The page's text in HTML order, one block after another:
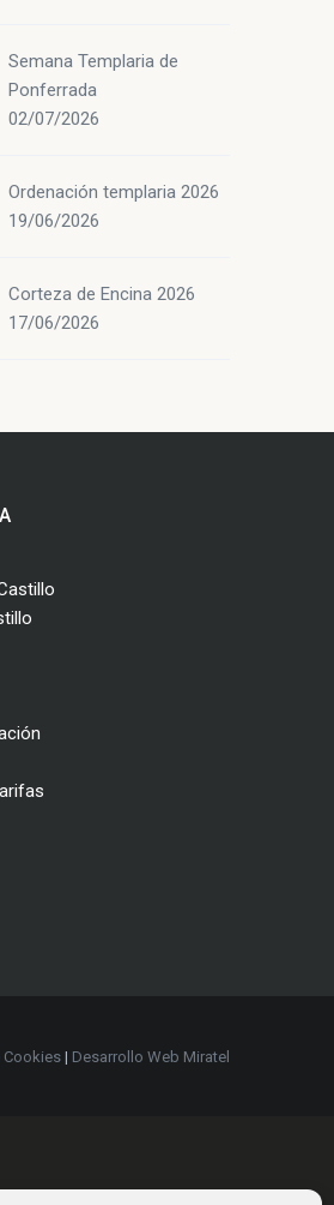
Semana Templaria de
Ponferrada
02/07/2026
Ordenación templaria 2026
19/06/2026
Corteza de Encina 2026
17/06/2026
Cookies | Desarrollo Web Miratel